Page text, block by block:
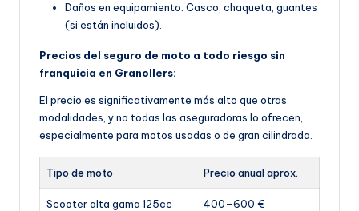
Daños en equipamiento: Casco, chaqueta, guantes
(si están incluidos).
Precios del seguro de moto a todo riesgo sin
franquicia en Granollers:
El precio es significativamente más alto que otras
modalidades, y no todas las aseguradoras lo ofrecen,
especialmente para motos usadas o de gran cilindrada.
Tipo de moto Precio anual aprox.
Scooter alta gama 125cc 400–600 €